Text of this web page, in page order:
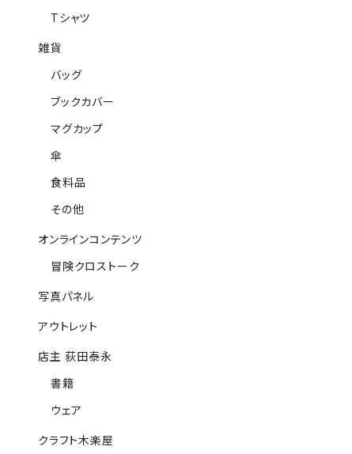
Tシャツ
雑貨
バッグ
ブックカバー
マグカップ
傘
食料品
その他
オンラインコンテンツ
冒険クロストーク
写真パネル
アウトレット
店主 荻田泰永
書籍
ウェア
クラフト木楽屋